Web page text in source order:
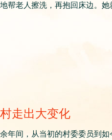
帮老人擦洗，再抱回床边。
走出大变化
年间，从当初的村委委员到